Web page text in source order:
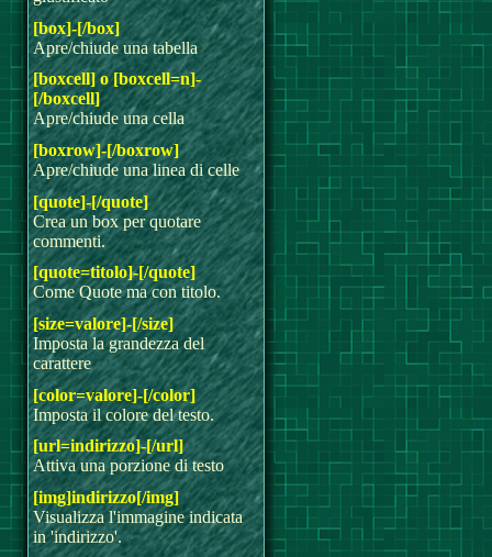
[box]-[/box]
Apre/chiude una tabella
[boxcell] o [boxcell=n]-
[/boxcell]
Apre/chiude una cella
[boxrow]-[/boxrow]
Apre/chiude una linea di celle
[quote]-[/quote]
Crea un box per quotare
commenti.
[quote=titolo]-[/quote]
Come Quote ma con titolo.
[size=valore]-[/size]
Imposta la grandezza del
carattere
[color=valore]-[/color]
Imposta il colore del testo.
[url=indirizzo]-[/url]
Attiva una porzione di testo
[img]indirizzo[/img]
Visualizza l'immagine indicata
in 'indirizzo'.